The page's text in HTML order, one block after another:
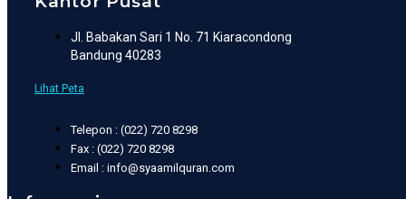
Jl. Babakan Sari 1 No. 71 Kiaracondong
Bandung 40283
Lihat Peta
Telepon : (022) 720 8298
Fax : (022) 720 8298
Email : info@syaamilquran.com